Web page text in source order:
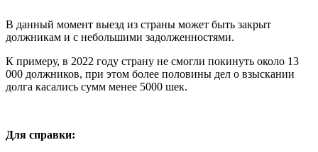
В данный момент выезд из страны может быть закрыт
должникам и с небольшими задолженностями.
К примеру, в 2022 году страну не смогли покинуть около 13
000 должников, при этом более половины дел о взыскании
долга касались сумм менее 5000 шек.
Для справки: